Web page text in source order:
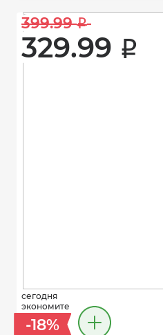
399.99 i
329.99 i
сегодня
экономите
-18%